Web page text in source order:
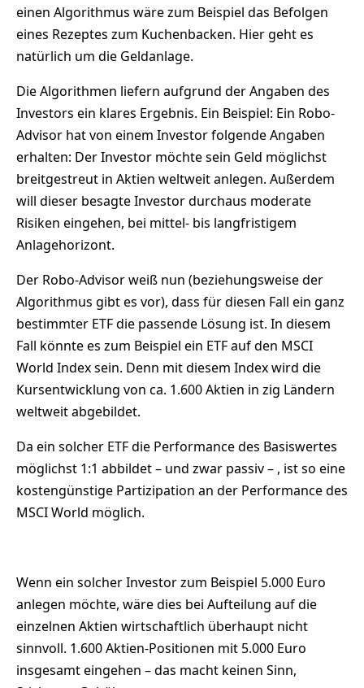
einen Algorithmus wäre zum Beispiel das Befolgen
eines Rezeptes zum Kuchenbacken. Hier geht es
natürlich um die Geldanlage.
Die Algorithmen liefern aufgrund der Angaben des
Investors ein klares Ergebnis. Ein Beispiel: Ein Robo-
Advisor hat von einem Investor folgende Angaben
erhalten: Der Investor möchte sein Geld möglichst
breitgestreut in Aktien weltweit anlegen. Außerdem
will dieser besagte Investor durchaus moderate
Risiken eingehen, bei mittel- bis langfristigem
Anlagehorizont.
Der Robo-Advisor weiß nun (beziehungsweise der
Algorithmus gibt es vor), dass für diesen Fall ein ganz
bestimmter ETF die passende Lösung ist. In diesem
Fall könnte es zum Beispiel ein ETF auf den MSCI
World Index sein. Denn mit diesem Index wird die
Kursentwicklung von ca. 1.600 Aktien in zig Ländern
weltweit abgebildet.
Da ein solcher ETF die Performance des Basiswertes
möglichst 1:1 abbildet – und zwar passiv – , ist so eine
kostengünstige Partizipation an der Performance des
MSCI World möglich.
Wenn ein solcher Investor zum Beispiel 5.000 Euro
anlegen möchte, wäre dies bei Aufteilung auf die
einzelnen Aktien wirtschaftlich überhaupt nicht
sinnvoll. 1.600 Aktien-Positionen mit 5.000 Euro
insgesamt eingehen – das macht keinen Sinn,